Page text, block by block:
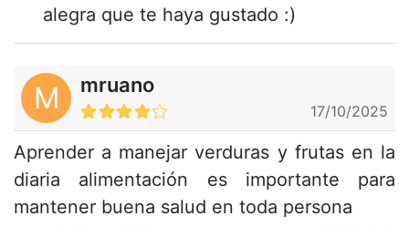
alegra que te haya gustado :)
M mruano
17/10/2025
Aprender a manejar verduras y frutas en la
diaria alimentación es importante para
mantener buena salud en toda persona